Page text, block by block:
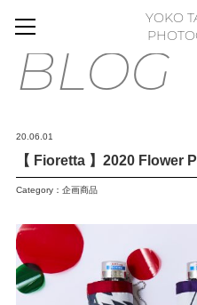
HOME
BLOG
MOVIE
WORKS
GALLERY
FLOWER PHOTO
ABOUT
FLICKR
CONTACT
YOKO
BLOG
20.06.01
【 Fioretta 】2020 Flower
Category： 企画商品